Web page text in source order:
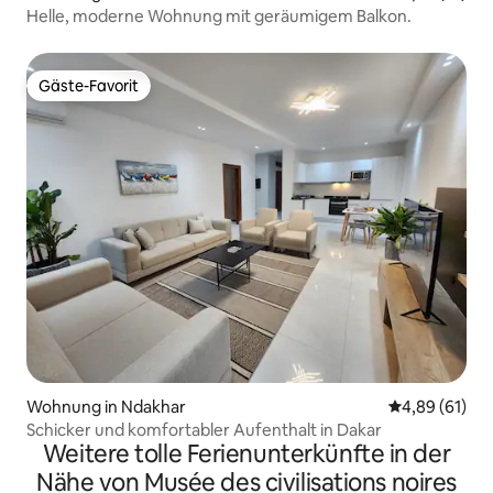
Helle, moderne Wohnung mit geräumigem Balkon.
Gäste-Favorit
Gäste-Favorit
Wohnung in Ndakhar
4,89 (61)
Schicker und komfortabler Aufenthalt in Dakar
Weitere tolle Ferienunterkünfte in der
Nähe von Musée des civilisations noires